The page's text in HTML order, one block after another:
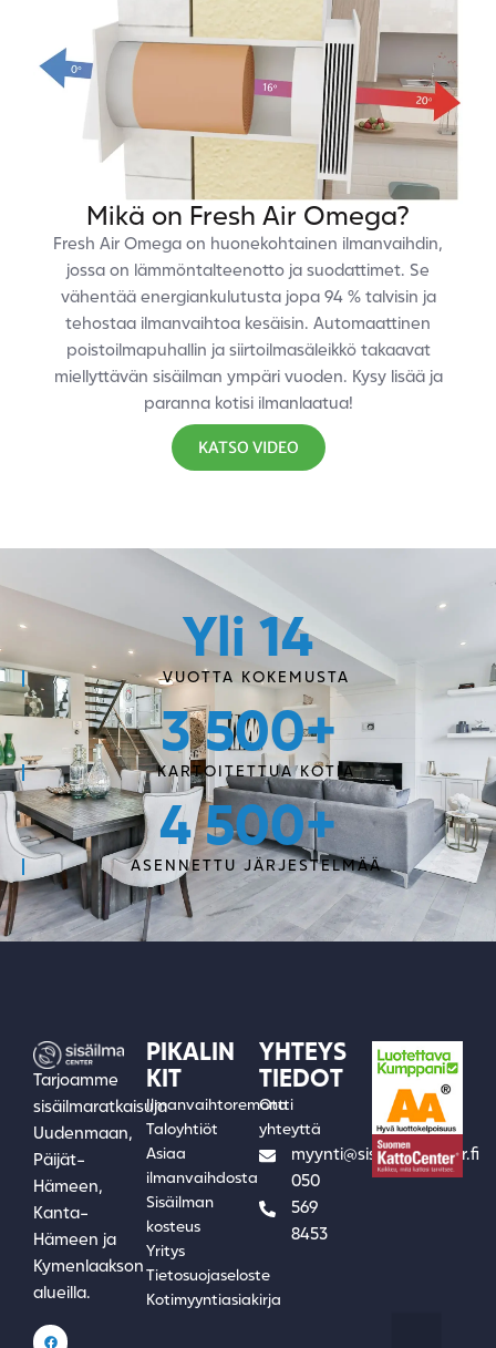
Mikä on Fresh Air Omega?
Fresh Air Omega on huonekohtainen ilmanvaihdin,
jossa on lämmöntalteenotto ja suodattimet. Se
vähentää energiankulutusta jopa 94 % talvisin ja
tehostaa ilmanvaihtoa kesäisin. Automaattinen
poistoilmapuhallin ja siirtoilmasäleikkö takaavat
miellyttävän sisäilman ympäri vuoden. Kysy lisää ja
paranna kotisi ilmanlaatua!
KATSO VIDEO
Yli 14
VUOTTA KOKEMUSTA
3 500+
KARTOITETTUA KOTIA
4 500+
ASENNETTU JÄRJESTELMÄÄ
Tarjoamme
sisäilmaratkaisuja
Uudenmaan,
Päijät-
Hämeen,
Kanta-
Hämeen ja
Kymenlaakson
alueilla.
PIKALIN
KIT
Ilmanvaihtoremontti
Taloyhtiöt
Asiaa
ilmanvaihdosta
Sisäilman
kosteus
Yritys
Tietosuojaseloste
Kotimyyntiasiakirja
YHTEYS
TIEDOT
Ota
yhteyttä
myynti@sisailmacenter.fi
050
569
8453